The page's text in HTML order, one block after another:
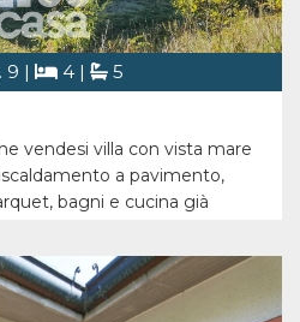
9 | 4 |
5
vendesi villa con vista mare
a pavimento,
bagni e cucina già
in legno laccato con
di 40.000 [...]